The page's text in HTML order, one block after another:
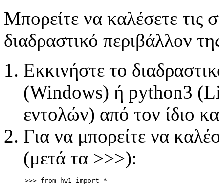
Μπορείτε να καλέσετε τις
διαδραστικό περιβάλλον
Εκκινήστε το
(Windows) ή python3
εντολών) από τον ίδιο
Για να μπορείτε να
(μετά τα >>>):
>>> from hw1 import *